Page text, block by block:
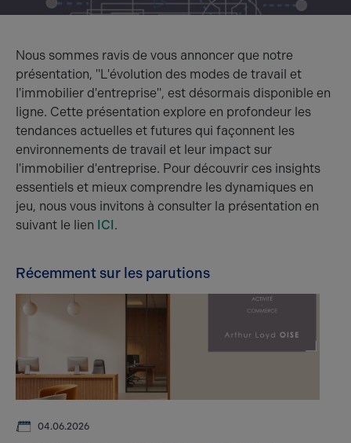
Nous sommes ravis de vous annoncer que notre
présentation, "L'évolution des modes de travail et
l'immobilier d'entreprise", est désormais disponible en
ligne. Cette présentation explore en profondeur les
tendances actuelles et futures qui façonnent les
environnements de travail et leur impact sur
l'immobilier d'entreprise. Pour découvrir ces insights
essentiels et mieux comprendre les dynamiques en
jeu, nous vous invitons à consulter la présentation en
suivant le lien ICI.
Récemment sur les parutions
04.06.2026